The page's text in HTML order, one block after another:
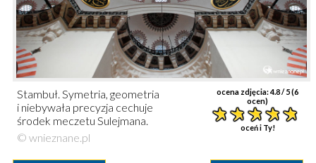
ocena zdjęcia:4.8/ 5 (6
ocen)
oceń i Ty!
Stambuł. Symetria, geometria
i niebywała precyzja cechuje
środek meczetu Sulejmana.
© wnieznane.pl